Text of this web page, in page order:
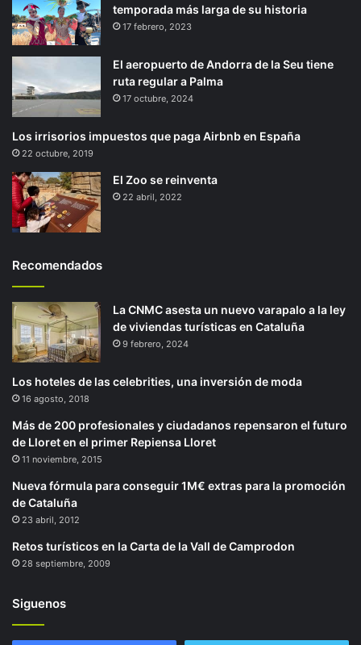
temporada más larga de su historia
17 febrero, 2023
El aeropuerto de Andorra de la Seu tiene
ruta regular a Palma
17 octubre, 2024
Los irrisorios impuestos que paga Airbnb en España
22 octubre, 2019
El Zoo se reinventa
22 abril, 2022
Recomendados
La CNMC asesta un nuevo varapalo a la ley
de viviendas turísticas en Cataluña
9 febrero, 2024
Los hoteles de las celebrities, una inversión de moda
16 agosto, 2018
Más de 200 profesionales y ciudadanos repensaron el futuro
de Lloret en el primer Repiensa Lloret
11 noviembre, 2015
Nueva fórmula para conseguir 1M€ extras para la promoción
de Cataluña
23 abril, 2012
Retos turísticos en la Carta de la Vall de Camprodon
28 septiembre, 2009
Siguenos